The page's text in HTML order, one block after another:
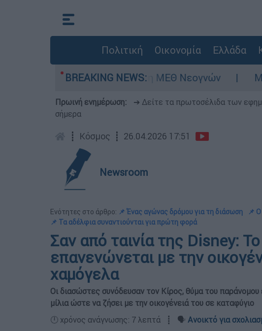
Πολιτική Οικονομία Ελλάδα
BREAKING NEWS:
στη ΜΕΘ Νεογνών Marfin: «Δεν έχω
Πρωινή ενημέρωση: ➔ Δείτε τα πρωτοσέλιδα των
σήμερα
┋ Κόσμος ┋ 26.04.2026 17:51
Newsroom
Ενότητες στο άρθρο: 📌 Ένας αγώνας δρόμου για τη διάσωση
📌
📌 Τα αδέλφια συναντιούνται για πρώτη φορά
Σαν από ταινία της Disney:
επανενώνεται με την
χαμόγελα
Οι διασώστες συνόδευσαν τον Κίρος, θύμα του παράνομου
μίλια ώστε να ζήσει με την οικογένειά του σε καταφύγιο
🕛 χρόνος ανάγνωσης: 7 λεπτά ┋ 🗣️ Ανοικτό για